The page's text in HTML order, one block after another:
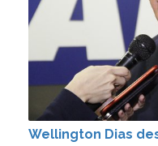
Wellington Dias